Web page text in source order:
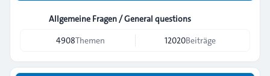
Allgemeine Fragen / General questions
4908Themen 12020Beiträge